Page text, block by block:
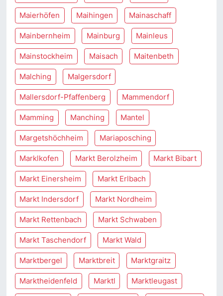
Maierhöfen Maihingen Mainaschaff
Mainbernheim Mainburg Mainleus
Mainstockheim Maisach Maitenbeth
Malching Malgersdorf
Mallersdorf-Pfaffenberg Mammendorf
Mamming Manching Mantel
Margetshöchheim Mariaposching
Marklkofen Markt Berolzheim Markt Bibart
Markt Einersheim Markt Erlbach
Markt Indersdorf Markt Nordheim
Markt Rettenbach Markt Schwaben
Markt Taschendorf Markt Wald
Marktbergel Marktbreit Marktgraitz
Marktheidenfeld Marktl Marktleugast